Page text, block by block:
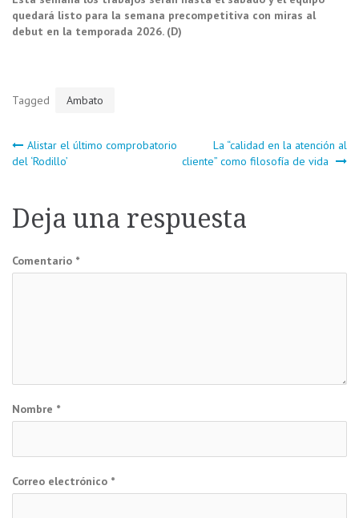
quedará listo para la semana precompetitiva con miras al
debut en la temporada 2026. (D)
Tagged Ambato
Navegación
entradas
Alistar el último comprobatorio
del ‘Rodillo’
La “calidad en la atención al
cliente” como filosofía de vida
Deja una respuesta
Comentario *
Nombre *
Correo electrónico *